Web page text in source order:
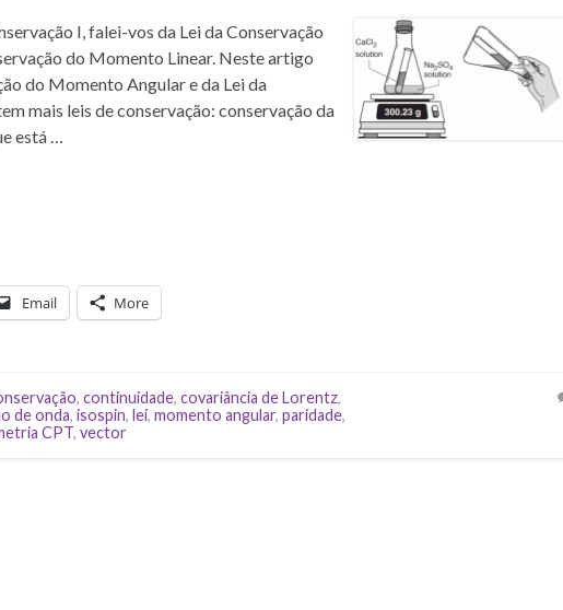
I, falei-vos da Lei da Conservação
do Momento Linear. Neste artigo
do Momento Angular e da Lei da
mais leis de conservação: conservação da
está …
Email More
, continuidade, covariância de Lorentz,
de onda, isospin, lei, momento angular, paridade,
CPT, vector